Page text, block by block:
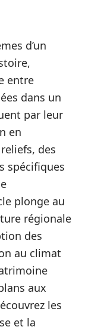
d’un
entre
dans un
par leur
en
des
spécifiques
plonge au
régionale
des
au climat
aux
les
et la